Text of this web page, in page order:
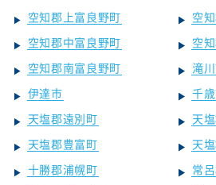
空知郡上富良野町
空
空知郡中富良野町
空
空知郡南富良野町
滝
伊達市
千
天塩郡遠別町
天
天塩郡豊富町
天
十勝郡浦幌町
常